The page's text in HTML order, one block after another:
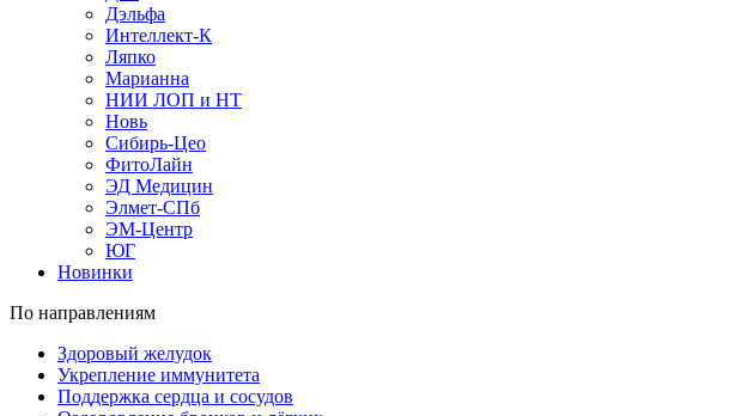
Дэльфа
Интеллект-К
Ляпко
Марианна
НИИ ЛОП и НТ
Новь
Сибирь-Цео
ФитоЛайн
ЭД Медицин
Элмет-СПб
ЭМ-Центр
ЮГ
Новинки
По направлениям
Здоровый желудок
Укрепление иммунитета
Поддержка сердца и сосудов